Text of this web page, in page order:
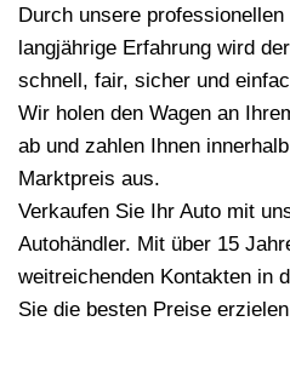
Durch unsere
langjährige Erfahrung wird der
schnell, fair, sicher und
Wir holen den Wagen an
ab und zahlen Ihnen
Marktpreis aus.
Verkaufen Sie Ihr Auto mit
Autohändler. Mit über 15
weitreichenden Kontakten in
Sie die besten Preise